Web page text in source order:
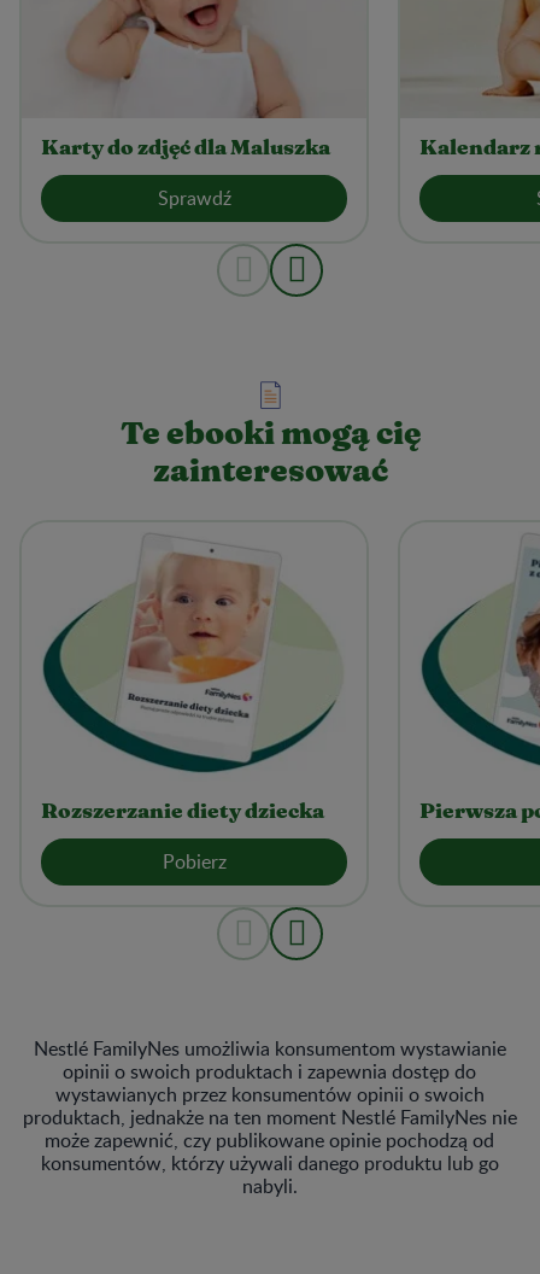
Karty do zdjęć dla Maluszka
Sprawdź
Kalendarz
Te ebooki mogą cię
zainteresować
Rozszerzanie diety dziecka
Pobierz
Pierwsza
Nestlé FamilyNes umożliwia konsumentom wystawianie
opinii o swoich produktach i zapewnia dostęp do
wystawianych przez konsumentów opinii o swoich
produktach, jednakże na ten moment Nestlé FamilyNes nie
może zapewnić, czy publikowane opinie pochodzą od
konsumentów, którzy używali danego produktu lub go
nabyli.